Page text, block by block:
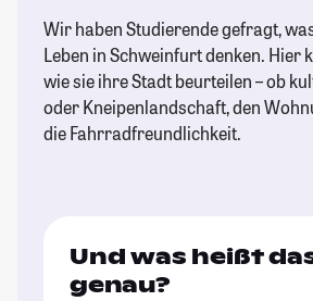
Wir haben Studierende gefragt,
Leben in Schweinfurt denken. Hier
wie sie ihre Stadt beurteilen – ob
oder Kneipenlandschaft, den
die Fahrradfreundlichkeit.
Und was heißt
genau?